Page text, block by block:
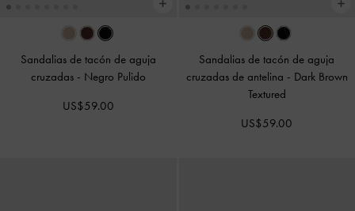
Sandalias de tacón de aguja
cruzadas - Negro Pulido
US$59.00
Sandalias de tacón de aguja
cruzadas de antelina - Dark Brown
Textured
US$59.00